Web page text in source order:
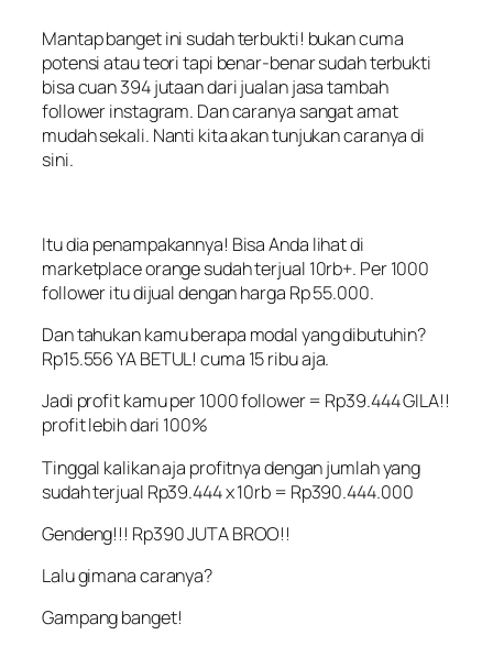
Mantap banget ini sudah terbukti! bukan cuma
potensi atau teori tapi benar-benar sudah terbukti
bisa cuan 394 jutaan dari jualan jasa tambah
follower instagram. Dan caranya sangat amat
mudah sekali. Nanti kita akan tunjukan caranya di
sini.
Itu dia penampakannya! Bisa Anda lihat di
marketplace orange sudah terjual 10rb+. Per 1000
follower itu dijual dengan harga Rp 55.000.
Dan tahukan kamu berapa modal yang dibutuhin?
Rp15.556 YA BETUL! cuma 15 ribu aja.
Jadi profit kamu per 1000 follower = Rp39.444 GILA!!
profit lebih dari 100%
Tinggal kalikan aja profitnya dengan jumlah yang
sudah terjual Rp39.444 x 10rb = Rp390.444.000
Gendeng!!! Rp390 JUTA BROO!!
Lalu gimana caranya?
Gampang banget!